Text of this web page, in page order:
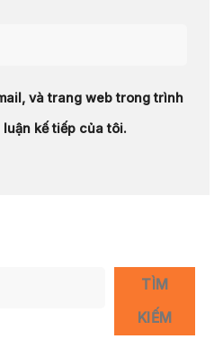
và trang web trong trình
kế tiếp của tôi.
TÌM
KIẾM